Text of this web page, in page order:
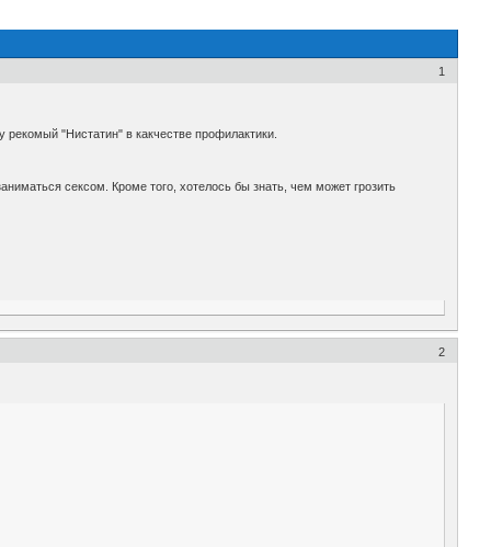
1
"Нистатин" в какчестве профилактики.
сексом. Кроме того, хотелось бы знать, чем может грозить
2